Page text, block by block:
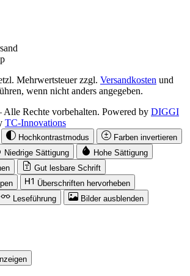
Mehrwertsteuer zzgl. Versandkosten und
wenn nicht anders angegeben.
Rechte vorbehalten. Powered by DIGGI
TC-Innovations
Hochkontrastmodus
Farben invertieren
Niedrige Sättigung
Hohe Sättigung
Gut lesbare Schrift
Überschriften hervorheben
Leseführung
Bilder ausblenden